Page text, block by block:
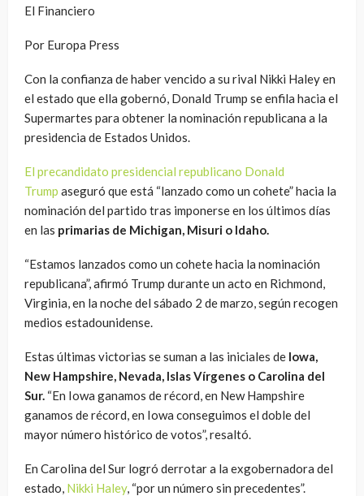
El Financiero
Por Europa Press
Con la confianza de haber vencido a su rival Nikki Haley en
el estado que ella gobernó, Donald Trump se enfila hacia el
Supermartes para obtener la nominación republicana a la
presidencia de Estados Unidos.
El precandidato presidencial republicano Donald
Trump aseguró que está “lanzado como un cohete” hacia la
nominación del partido tras imponerse en los últimos días
en las primarias de Michigan, Misuri o Idaho.
“Estamos lanzados como un cohete hacia la nominación
republicana”, afirmó Trump durante un acto en Richmond,
Virginia, en la noche del sábado 2 de marzo, según recogen
medios estadounidense.
Estas últimas victorias se suman a las iniciales de Iowa,
New Hampshire, Nevada, Islas Vírgenes o Carolina del
Sur. “En Iowa ganamos de récord, en New Hampshire
ganamos de récord, en Iowa conseguimos el doble del
mayor número histórico de votos”, resaltó.
En Carolina del Sur logró derrotar a la exgobernadora del
estado, Nikki Haley, “por un número sin precedentes”.